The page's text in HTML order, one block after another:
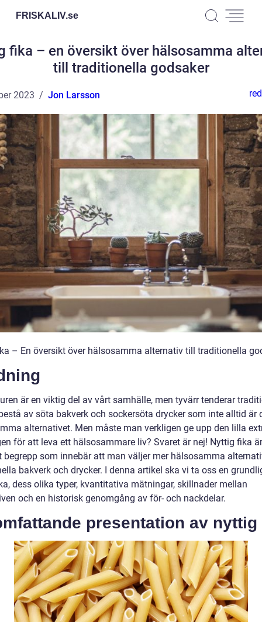
FRISKALIV.se
fika – en översikt över hälsosamma
till traditionella godsaker
2023 Jon Larsson
– En översikt över hälsosamma alternativ till traditionella
är en viktig del av vårt samhälle, men tyvärr tenderar
av söta bakverk och sockersöta drycker som inte alltid är
alternativet. Men måste man verkligen ge upp den lilla
för att leva ett hälsosammare liv? Svaret är nej! Nyttig fika
begrepp som innebär att man väljer mer hälsosamma
bakverk och drycker. I denna artikel ska vi ta oss en
dess olika typer, kvantitativa mätningar, skillnader mellan
och en historisk genomgång av för- och nackdelar.
presentation av nyttig